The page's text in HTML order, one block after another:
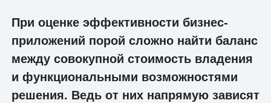
При оценке эффективности бизнес-
приложений порой сложно найти баланс
между совокупной стоимость владения
и функциональными возможностями
решения. Ведь от них напрямую зависят